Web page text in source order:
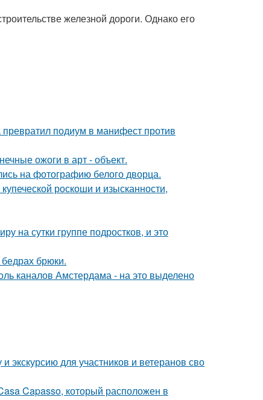
железной дороги. Однако его
подиум в манифест против
ожоги в арт - объект.
на фотографию белого дворца.
роскоши и изысканности,
на сутки группе подростков, и это
брюки.
каналов Амстердама - на это выделено
экскурсию для участников и ветеранов сво
Capasso, который расположен в